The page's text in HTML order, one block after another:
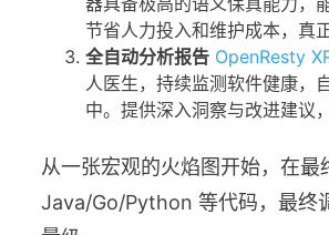
节省人力投入和维护成本，真
全自动分析报告 OpenResty
人医生，持续监测软件健康，
中。提供深入洞察与改进建议
从一张宏观的火焰图开始，在
Java/Go/Python 等代码，最终